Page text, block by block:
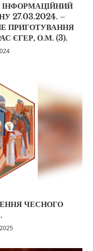
ІНФОРМАЦІЙНИЙ
27.03.2024. –
ПРИГОТУВАННЯ
ЄГЕР, О.М. (3).
ЧЕСНОГО